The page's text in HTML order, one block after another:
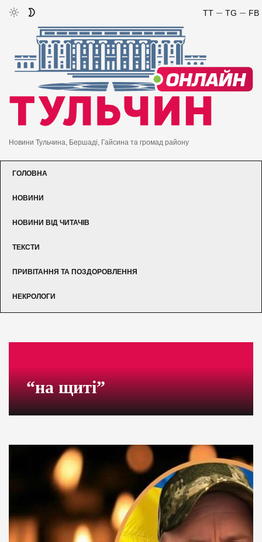
FB
TG
TT
Новини Тульчина, Бершаді, Гайсина та громад району
ГОЛОВНА
НОВИНИ
НОВИНИ ВІД ЧИТАЧІВ
ТЕКСТИ
ПРИВІТАННЯ ТА ПОЗДОРОВЛЕННЯ
НЕКРОЛОГИ
“на щиті”